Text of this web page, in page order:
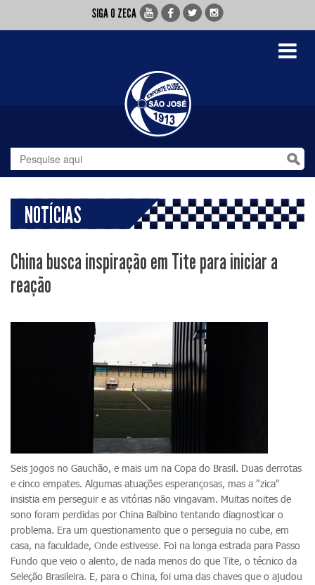
SIGA O ZECA
Toggle
NOTÍCIAS
China busca inspiração em Tite para iniciar a
reação
Seis jogos no Gauchão, e mais um na Copa do Brasil. Duas derrotas
e cinco empates. Algumas atuações esperançosas, mas a "zica"
insistia em perseguir e as vitórias não vingavam. Muitas noites de
sono foram perdidas por China Balbino tentando diagnosticar o
problema. Era um questionamento que o perseguia no cube, em
casa, na faculdade, Onde estivesse. Foi na longa estrada para Passo
Fundo que veio o alento, de nada menos do que Tite, o técnico da
Seleção Brasileira. E, para o China, foi uma das chaves que o ajudou